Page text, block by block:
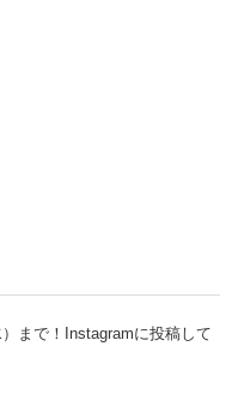
）まで！Instagramに投稿して